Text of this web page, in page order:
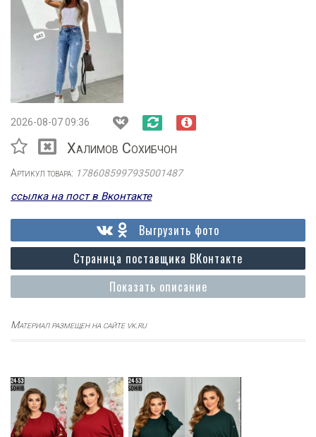
2026-08-07 09:36
Халимов Сохибчон
Артикул товара: 1786085997935001487
ссылка на пост в Вконтакте
Показать описание
Страница поставщика ВКонтакте
Выгрузить фото
Материал размещен на сайте vk.ru